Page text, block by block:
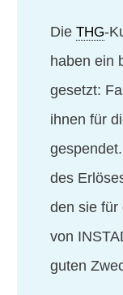
Die THG-
haben ein
gesetzt:
ihnen für
des
den sie für
von
guten